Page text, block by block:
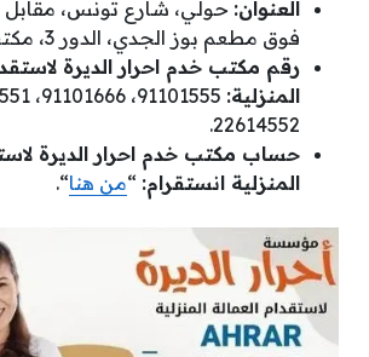
العنوان: حولي، شارع تونس،
فوق مطعم بوز الجدي، الدور 3، مكتب 9.
رقم مكتب خدم احرار الديرة
المنزلية:
22614552.
حساب مكتب خدم احرار الديرة
المنزلية انستقرام: “من هنا“.